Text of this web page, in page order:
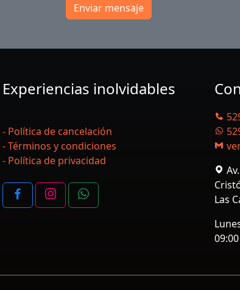
Enviar mensaje
Experiencias inolvidables
- Política de cancelación
- Términos y condiciones
- Política de privacidad
Las